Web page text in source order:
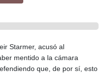
Starmer, acusó al
mentido a la cámara
que, de por sí, esto